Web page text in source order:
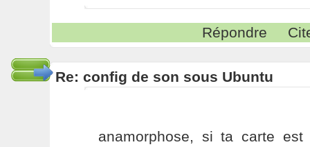
Répondre
Re: config de son sous Ubuntu
anamorphose, si ta carte